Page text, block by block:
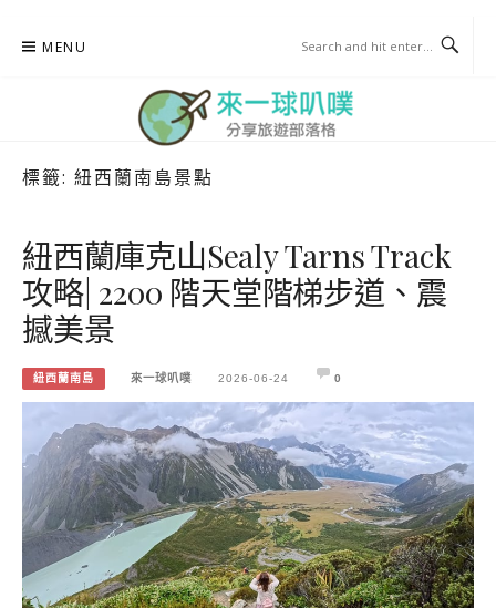
MENU
標籤: 紐西蘭南島景點
紐西蘭庫克山Sealy Tarns Track
攻略| 2200 階天堂階梯步道、震
撼美景
紐西蘭南島 來一球叭噗 2026-06-24 0